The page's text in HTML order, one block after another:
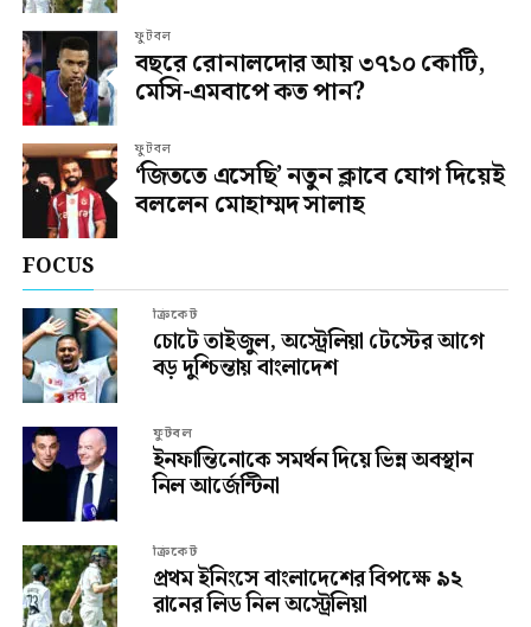
ফুটবল
বছরে রোনালদোর আয় ৩৭১০ কোটি,
মেসি-এমবাপে কত পান?
ফুটবল
‘জিততে এসেছি’ নতুন ক্লাবে যোগ দিয়েই
বললেন মোহাম্মদ সালাহ
FOCUS
ক্রিকেট
চোটে তাইজুল, অস্ট্রেলিয়া টেস্টের আগে
বড় দুশ্চিন্তায় বাংলাদেশ
ফুটবল
ইনফান্তিনোকে সমর্থন দিয়ে ভিন্ন অবস্থান
নিল আর্জেন্টিনা
ক্রিকেট
প্রথম ইনিংসে বাংলাদেশের বিপক্ষে ৯২
রানের লিড নিল অস্ট্রেলিয়া